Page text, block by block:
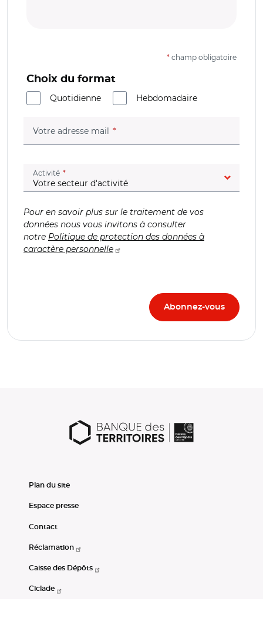
* champ obligatoire
Choix du format
Quotidienne
Hebdomadaire
Votre adresse mail (champ obligatoire)
Activité (champ obligatoire)
Pour en savoir plus sur le traitement de vos
données nous vous invitons à consulter
notre Politique de protection des données à
caractère personnelle
Plan du site
Espace presse
Contact
Réclamation
Caisse des Dépôts
Ciclade